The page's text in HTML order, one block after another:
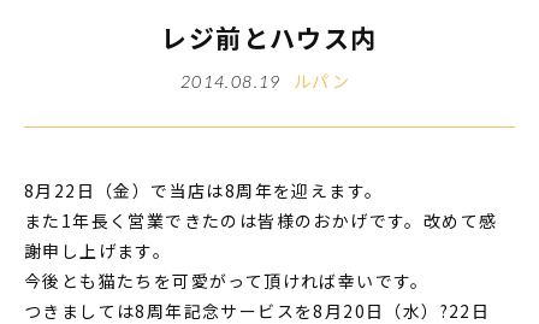
レジ前とハウス内
2014.08.19 ルパン
8月22日（金）で当店は8周年を迎えます。
また1年長く営業できたのは皆様のおかげです。改めて感
謝申し上げます。
今後とも猫たちを可愛がって頂ければ幸いです。
つきましては8周年記念サービスを8月20日（水）?22日